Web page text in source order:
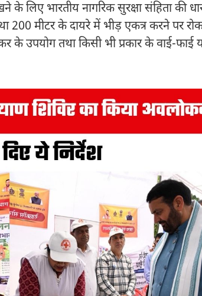
के लिए भारतीय नागरिक सुरक्षा संहिता की
200 मीटर के दायरे में भीड़ एकत्र करने पर रोक
के उपयोग तथा किसी भी प्रकार के वाई-फाई